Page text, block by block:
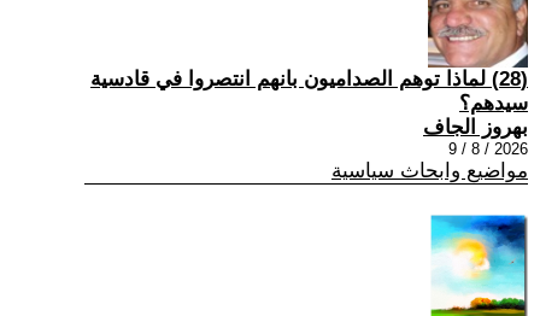
(28) ‏لماذا توهم الصداميون بانهم انتصروا في قادسية
سيدهم؟
بهروز الجاف
2026 / 8 / 9
مواضيع وابحاث سياسية